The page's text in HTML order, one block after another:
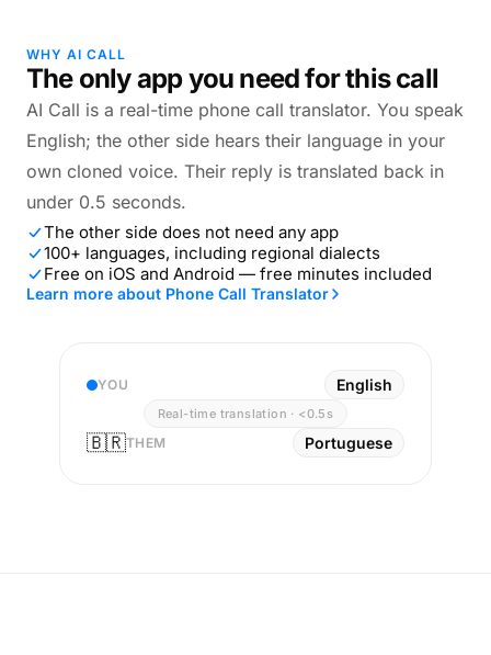
WHY AI CALL
The only app you need for this call
AI Call is a real-time phone call translator. You speak
English; the other side hears their language in your
own cloned voice. Their reply is translated back in
under 0.5 seconds.
The other side does not need any app
100+ languages, including regional dialects
Free on iOS and Android — free minutes included
Learn more about Phone Call Translator
YOU English
Real-time translation · <0.5s
🇧🇷THEM Portuguese